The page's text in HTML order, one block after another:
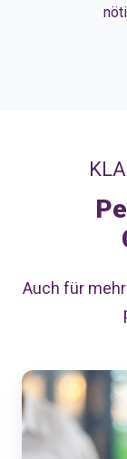
Auch für